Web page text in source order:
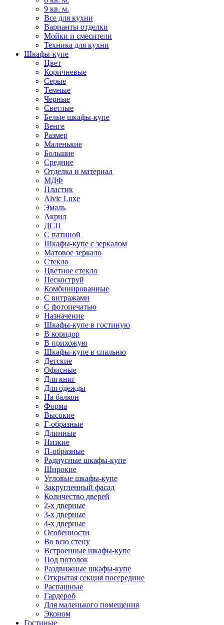
9 кв. м.
Все для кухни
Варианты отделки
Мойки и смесители
Техника для кухни
Шкафы-купе
Цвет
Коричневые
Серые
Темные
Черные
Светлые
Белые шкафы-купе
Венге
Размер
Маленькие
Большие
Средние
Отделка и материал
МДФ
Пластик
Alvic Luxe
Эмаль
Акрил
ДСП
С патиной
Шкафы-купе с зеркалом
Матовое зеркало
Стекло
Цветное стекло
Пескоструй
Комбинированные
С витражами
С фотопечатью
Назначение
Шкафы-купе в гостиную
В коридор
В прихожую
Шкафы-купе в спальню
Детские
Офисные
Для книг
Для одежды
На балкон
Форма
Высокие
Г-образные
Длинные
Низкие
П-образные
Радиусные шкафы-купе
Широкие
Угловые шкафы-купе
Закругленный фасад
Количество дверей
2-х дверные
3-х дверные
4-х дверные
Особенности
Во всю стену
Встроенные шкафы-купе
Под потолок
Раздвижные шкафы-купе
Открытая секция посередине
Распашные
Гардероб
Для маленького помещения
Эконом
Гостиные